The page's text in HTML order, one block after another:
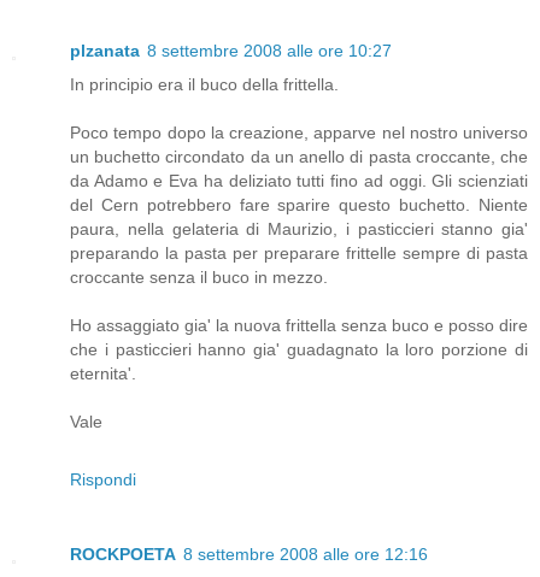
plzanata 8 settembre 2008 alle ore 10:27
In principio era il buco della frittella.
Poco tempo dopo la creazione, apparve nel nostro universo
un buchetto circondato da un anello di pasta croccante, che
da Adamo e Eva ha deliziato tutti fino ad oggi. Gli scienziati
del Cern potrebbero fare sparire questo buchetto. Niente
paura, nella gelateria di Maurizio, i pasticcieri stanno gia'
preparando la pasta per preparare frittelle sempre di pasta
croccante senza il buco in mezzo.
Ho assaggiato gia' la nuova frittella senza buco e posso dire
che i pasticcieri hanno gia' guadagnato la loro porzione di
eternita'.
Vale
Rispondi
ROCKPOETA 8 settembre 2008 alle ore 12:16